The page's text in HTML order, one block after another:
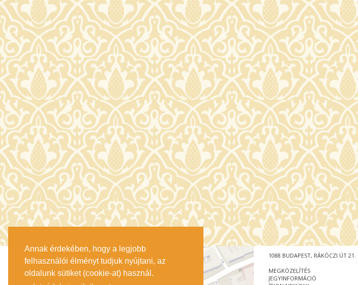
Annak érdekében, hogy a legjobb
felhasználói élményt tudjuk nyújtani, az
oldalunk sütiket (cookie-at) használ.
1088 BUDAPEST, RÁKÓCZI ÚT 21.
MEGKÖZELÍTÉS
JEGYINFORMÁCIÓ